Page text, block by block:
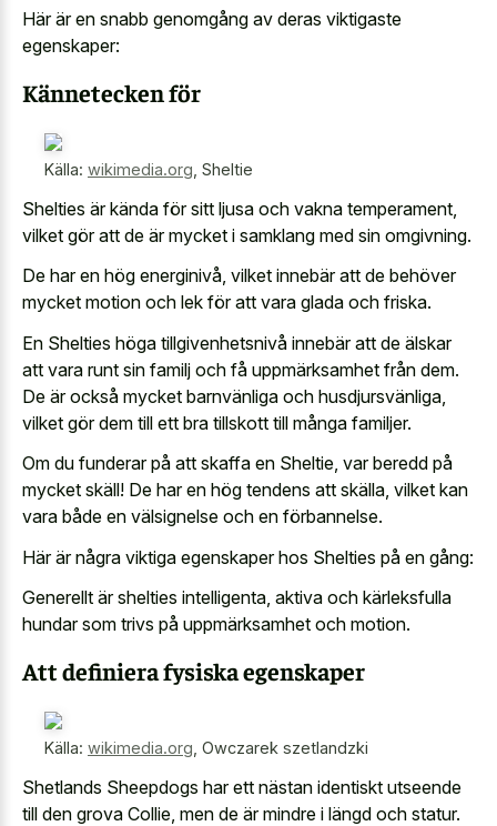
Här är en snabb genomgång av deras viktigaste
egenskaper:
Kännetecken för
Källa: wikimedia.org Sheltie
Shelties är kända för sitt ljusa och vakna temperament,
vilket gör att de är mycket i samklang med sin omgivning.
De har en hög energinivå, vilket innebär att de behöver
mycket motion och lek för att vara glada och friska.
En Shelties höga tillgivenhetsnivå innebär att de älskar
att vara runt sin familj och få uppmärksamhet från dem.
De är också mycket barnvänliga och husdjursvänliga,
vilket gör dem till ett bra tillskott till många familjer.
Om du funderar på att skaffa en Sheltie, var beredd på
mycket skäll! De har en hög tendens att skälla, vilket kan
vara både en välsignelse och en förbannelse.
Här är några viktiga egenskaper hos Shelties på en gång:
Generellt är shelties intelligenta, aktiva och kärleksfulla
hundar som trivs på uppmärksamhet och motion.
Att definiera fysiska egenskaper
Källa: wikimedia.org Owczarek szetlandzki
Shetlands Sheepdogs har ett nästan identiskt utseende
till den grova Collie, men de är mindre i längd och statur.